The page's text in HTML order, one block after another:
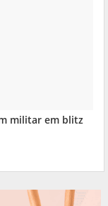
militar em blitz